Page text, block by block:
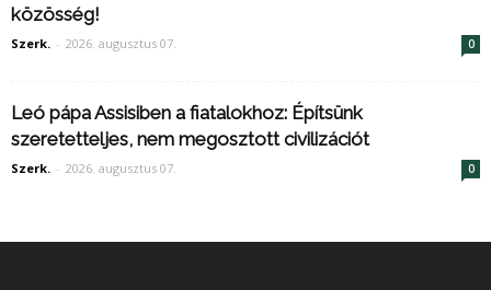
közösség!
Szerk. - 2026. augusztus 07. 0
Leó pápa Assisiben a fiatalokhoz: Építsünk
szeretetteljes, nem megosztott civilizációt
Szerk. - 2026. augusztus 07. 0